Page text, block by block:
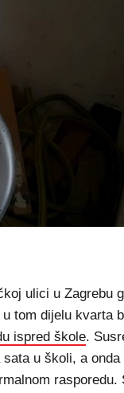
ulici u Zagrebu
tom dijelu kvarta
ispred škole.
u školi, a